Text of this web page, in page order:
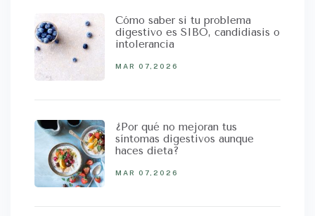
Cómo saber si tu problema
digestivo es SIBO, candidiasis o
intolerancia
MAR 07,2026
¿Por qué no mejoran tus
síntomas digestivos aunque
haces dieta?
MAR 07,2026